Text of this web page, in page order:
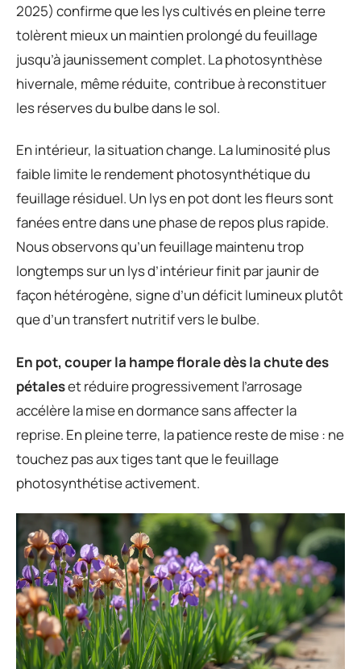
2025) confirme que les lys cultivés en pleine terre
tolèrent mieux un maintien prolongé du feuillage
jusqu’à jaunissement complet. La photosynthèse
hivernale, même réduite, contribue à reconstituer
les réserves du bulbe dans le sol.
En intérieur, la situation change. La luminosité plus
faible limite le rendement photosynthétique du
feuillage résiduel. Un lys en pot dont les fleurs sont
fanées entre dans une phase de repos plus rapide.
Nous observons qu’un feuillage maintenu trop
longtemps sur un lys d’intérieur finit par jaunir de
façon hétérogène, signe d’un déficit lumineux plutôt
que d’un transfert nutritif vers le bulbe.
En pot, couper la hampe florale dès la chute des
pétaleset réduire progressivement l’arrosage
accélère la mise en dormance sans affecter la
reprise. En pleine terre, la patience reste de mise : ne
touchez pas aux tiges tant que le feuillage
photosynthétise activement.